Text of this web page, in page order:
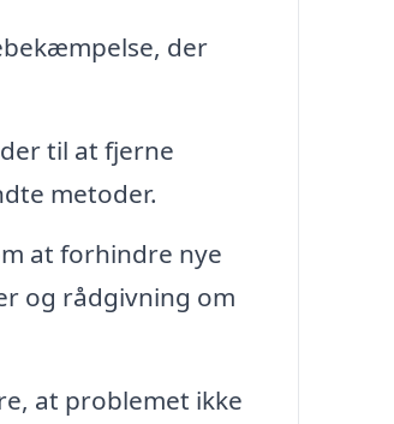
der
til at fjerne
metoder.
at forhindre nye
og rådgivning om
at problemet ikke